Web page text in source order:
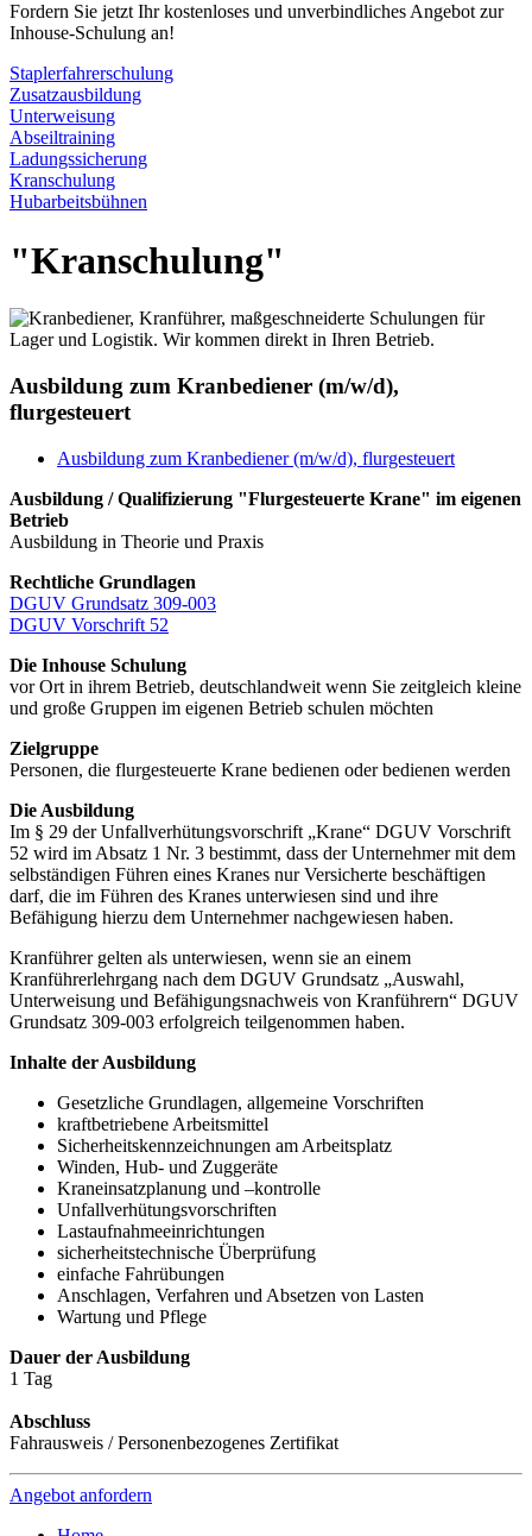
Fordern Sie jetzt Ihr kostenloses und unverbindliches Angebot zur
Inhouse-Schulung an!
Staplerfahrerschulung
Zusatzausbildung
Unterweisung
Abseiltraining
Ladungssicherung
Kranschulung
Hubarbeitsbühnen
"Kranschulung"
Ausbildung zum Kranbediener (m/w/d),
flurgesteuert
Ausbildung zum Kranbediener (m/w/d), flurgesteuert
Ausbildung / Qualifizierung "Flurgesteuerte Krane" im eigenen
Betrieb
Ausbildung in Theorie und Praxis
Rechtliche Grundlagen
DGUV Grundsatz 309-003
DGUV Vorschrift 52
Die Inhouse Schulung
vor Ort in ihrem Betrieb, deutschlandweit wenn Sie zeitgleich kleine
und große Gruppen im eigenen Betrieb schulen möchten
Zielgruppe
Personen, die flurgesteuerte Krane bedienen oder bedienen werden
Die Ausbildung
Im § 29 der Unfallverhütungsvorschrift „Krane“ DGUV Vorschrift
52 wird im Absatz 1 Nr. 3 bestimmt, dass der Unternehmer mit dem
selbständigen Führen eines Kranes nur Versicherte beschäftigen
darf, die im Führen des Kranes unterwiesen sind und ihre
Befähigung hierzu dem Unternehmer nachgewiesen haben.
Kranführer gelten als unterwiesen, wenn sie an einem
Kranführerlehrgang nach dem DGUV Grundsatz „Auswahl,
Unterweisung und Befähigungsnachweis von Kranführern“ DGUV
Grundsatz 309-003 erfolgreich teilgenommen haben.
Inhalte der Ausbildung
Gesetzliche Grundlagen, allgemeine Vorschriften
kraftbetriebene Arbeitsmittel
Sicherheitskennzeichnungen am Arbeitsplatz
Winden, Hub- und Zuggeräte
Kraneinsatzplanung und –kontrolle
Unfallverhütungsvorschriften
Lastaufnahmeeinrichtungen
sicherheitstechnische Überprüfung
einfache Fahrübungen
Anschlagen, Verfahren und Absetzen von Lasten
Wartung und Pflege
Dauer der Ausbildung
1 Tag
Abschluss
Fahrausweis /Personenbezogenes Zertifikat
Angebot anfordern